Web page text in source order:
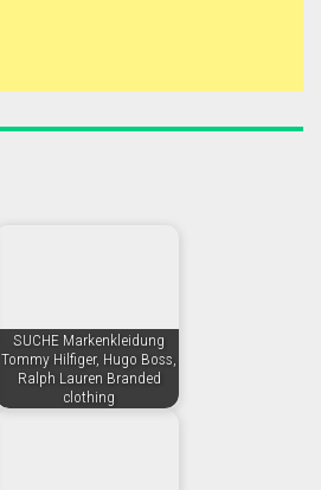
SUCHE Markenkleidung
Tommy Hilfiger, Hugo Boss,
Ralph Lauren Branded
clothing